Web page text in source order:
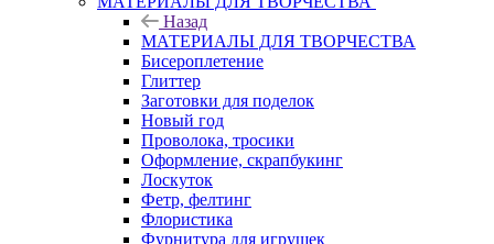
Назад
МАТЕРИАЛЫ ДЛЯ ТВОРЧЕСТВА
Бисероплетение
Глиттер
Заготовки для поделок
Новый год
Проволока, тросики
Оформление, скрапбукинг
Лоскуток
Фетр, фелтинг
Флористика
Фурнитура для игрушек